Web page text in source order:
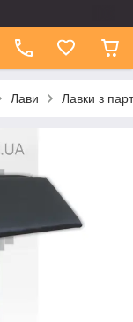
Лави Лавки з